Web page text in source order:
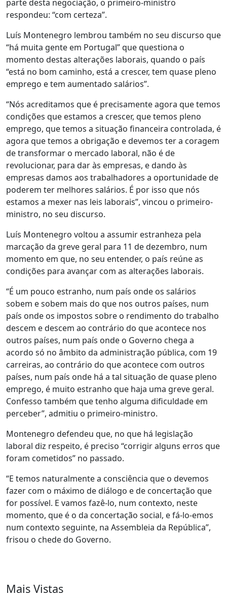
parte desta negociação, o primeiro-ministro
respondeu: “com certeza”.
Luís Montenegro lembrou também no seu discurso que
“há muita gente em Portugal” que questiona o
momento destas alterações laborais, quando o país
“está no bom caminho, está a crescer, tem quase pleno
emprego e tem aumentado salários”.
“Nós acreditamos que é precisamente agora que temos
condições que estamos a crescer, que temos pleno
emprego, que temos a situação financeira controlada, é
agora que temos a obrigação e devemos ter a coragem
de transformar o mercado laboral, não é de
revolucionar, para dar às empresas, e dando às
empresas damos aos trabalhadores a oportunidade de
poderem ter melhores salários. É por isso que nós
estamos a mexer nas leis laborais”, vincou o primeiro-
ministro, no seu discurso.
Luís Montenegro voltou a assumir estranheza pela
marcação da greve geral para 11 de dezembro, num
momento em que, no seu entender, o país reúne as
condições para avançar com as alterações laborais.
“É um pouco estranho, num país onde os salários
sobem e sobem mais do que nos outros países, num
país onde os impostos sobre o rendimento do trabalho
descem e descem ao contrário do que acontece nos
outros países, num país onde o Governo chega a
acordo só no âmbito da administração pública, com 19
carreiras, ao contrário do que acontece com outros
países, num país onde há a tal situação de quase pleno
emprego, é muito estranho que haja uma greve geral.
Confesso também que tenho alguma dificuldade em
perceber”, admitiu o primeiro-ministro.
Montenegro defendeu que, no que há legislação
laboral diz respeito, é preciso “corrigir alguns erros que
foram cometidos” no passado.
“E temos naturalmente a consciência que o devemos
fazer com o máximo de diálogo e de concertação que
for possível. E vamos fazê-lo, num contexto, neste
momento, que é o da concertação social, e fá-lo-emos
num contexto seguinte, na Assembleia da República”,
frisou o chede do Governo.
Mais Vistas